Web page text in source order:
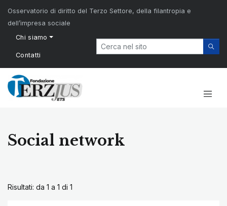
Osservatorio di diritto del Terzo Settore, della filantropia e
dell’impresa sociale
Chi siamo
Contatti
Social network
Risultati: da 1 a 1 di 1